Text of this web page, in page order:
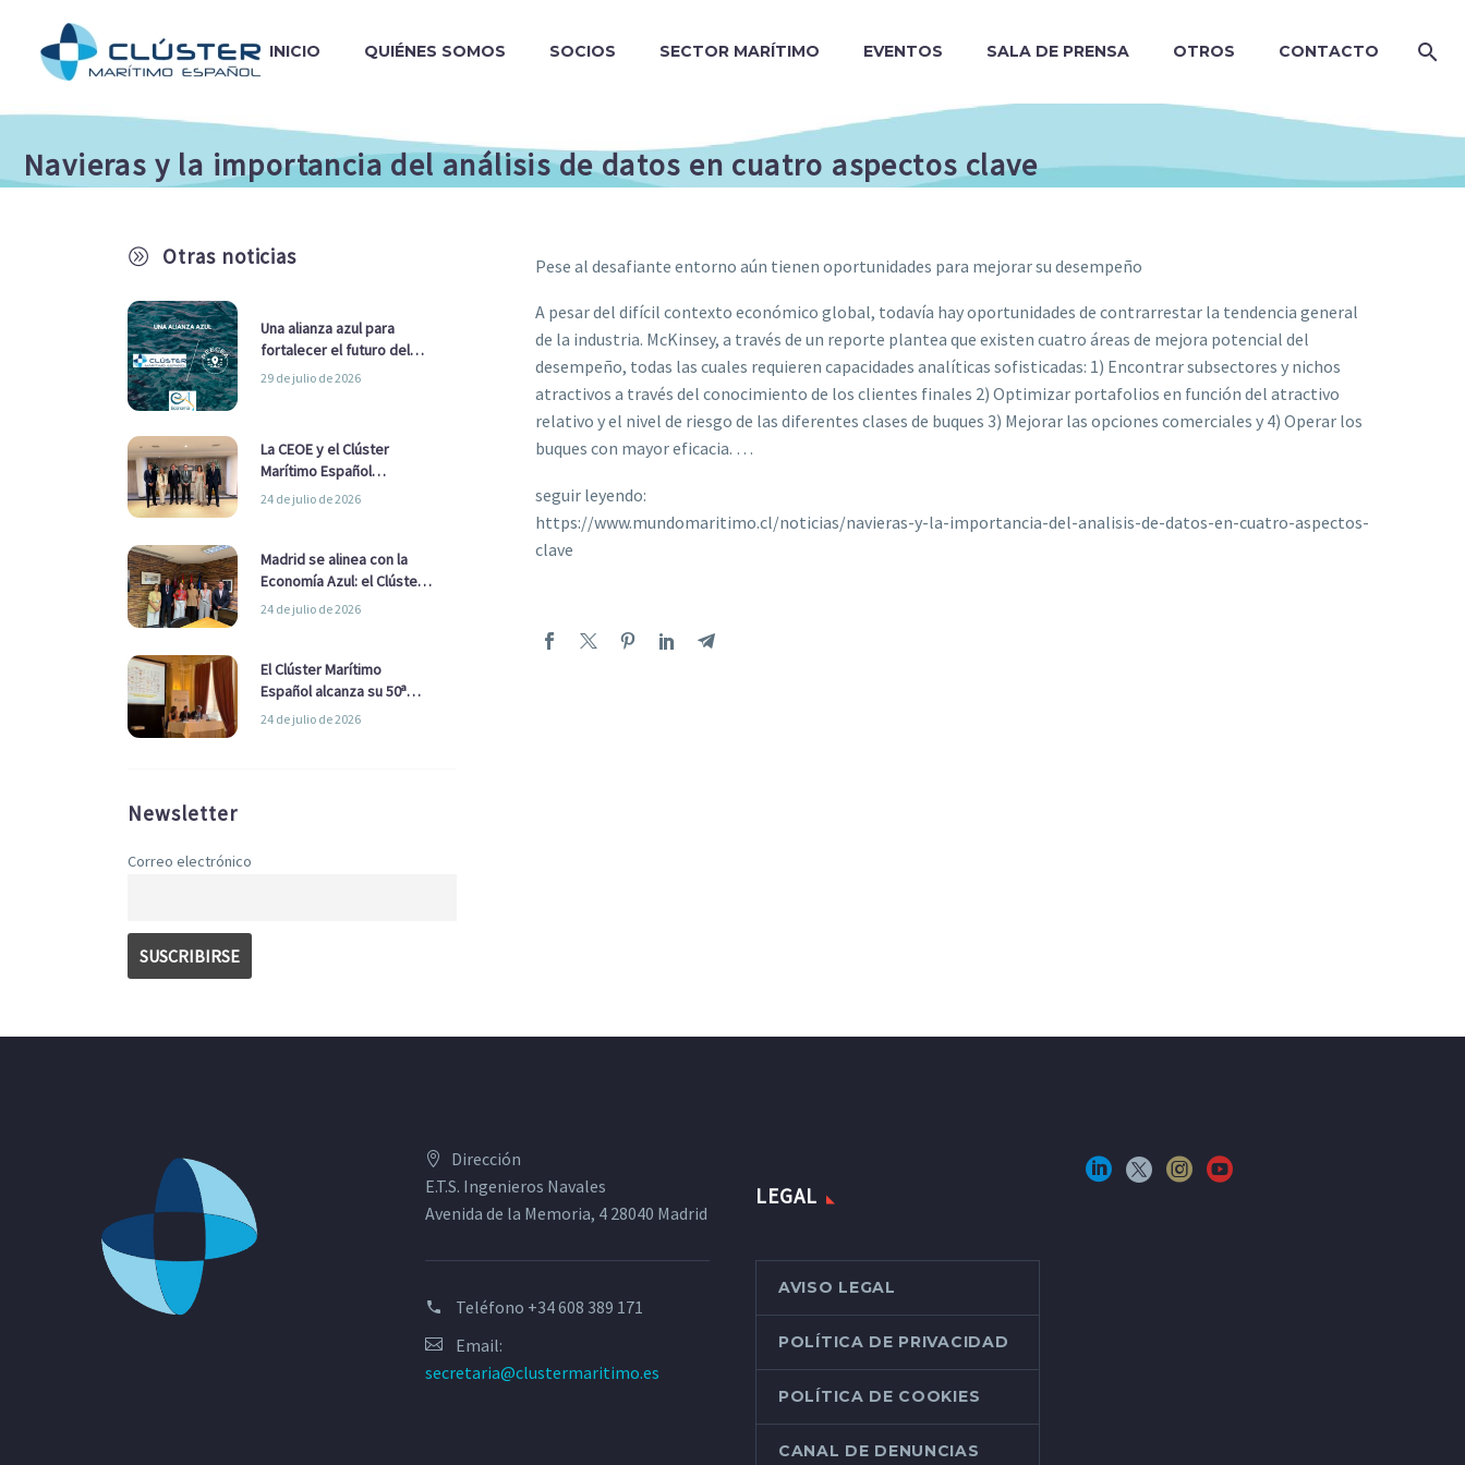
INICIO QUIÉNES SOMOS SOCIOS SECTOR MARÍTIMO EVENTOS SALA DE PRENSA OTROS CONTACTO
Navieras y la importancia del análisis de datos en cuatro aspectos clave
A Otras noticias
Una alianza azul para
fortalecer el futuro del
sector marítimo
29 de julio de 2026
La CEOE y el Clúster
Marítimo Español
refuerzan su alianza para
24 de julio de 2026
Madrid se alinea con la
Economía Azul: el Clúster
Marítimo Español y la Real
Ayuntamiento
24 de julio de 2026
El Clúster Marítimo
Español alcanza su 50ª
Asamblea reafirmando su
24 de julio de 2026
Newsletter
Correo electrónico
Pese al desafiante entorno aún tienen oportunidades para mejorar su desempeño
A pesar del difícil contexto económico global, todavía hay oportunidades de contrarrestar la tendencia general
de la industria. McKinsey, a través de un reporte plantea que existen cuatro áreas de mejora potencial del
desempeño, todas las cuales requieren capacidades analíticas sofisticadas: 1) Encontrar subsectores y nichos
atractivos a través del conocimiento de los clientes finales 2) Optimizar portafolios en función del atractivo
relativo y el nivel de riesgo de las diferentes clases de buques 3) Mejorar las opciones comerciales y 4) Operar los
buques con mayor eficacia. …
seguir leyendo:
https://www.mundomaritimo.cl/noticias/navieras-y-la-importancia-del-analisis-de-datos-en-cuatro-aspectos-
clave
Dirección
E.T.S. Ingenieros Navales
Avenida de la Memoria, 4 28040 Madrid
Teléfono +34 608 389 171
Email:
secretaria@clustermaritimo.es
LEGAL
AVISO LEGAL
POLÍTICA DE PRIVACIDAD
POLÍTICA DE COOKIES
CANAL DE DENUNCIAS